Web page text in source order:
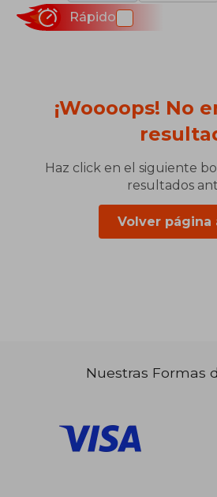
Rápido
¡Woooops! No
Haz click en el siguiente
resultados
Volver página
Nuestras Formas